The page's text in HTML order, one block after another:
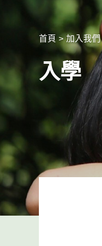
首頁 > 加入我們
入學